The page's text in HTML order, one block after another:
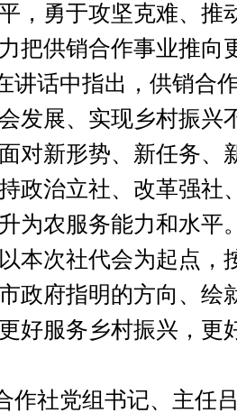
，勇于攻坚克难、推
把供销合作事业推向
讲话中指出，供销合
发展、实现乡村振兴
对新形势、新任务、
政治立社、改革强社
为农服务能力和水平
本次社代会为起点，
政府指明的方向、绘
好服务乡村振兴，更
作社党组书记、主任